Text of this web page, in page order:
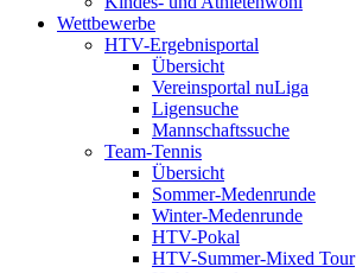
Wettbewerbe
HTV-Ergebnisportal
Übersicht
Vereinsportal nuLiga
Ligensuche
Mannschaftssuche
Team-Tennis
Übersicht
Sommer-Medenrunde
Winter-Medenrunde
HTV-Pokal
HTV-Summer-Mixed Tour